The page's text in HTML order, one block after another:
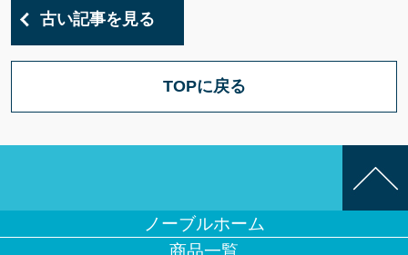
古い記事を見る
TOPに戻る
ノーブルホーム
商品一覧